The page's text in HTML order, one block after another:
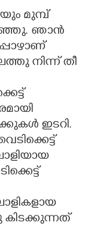
മുമ്പ്
ഞാൻ
നിന്ന് തീ
ഇടറി.